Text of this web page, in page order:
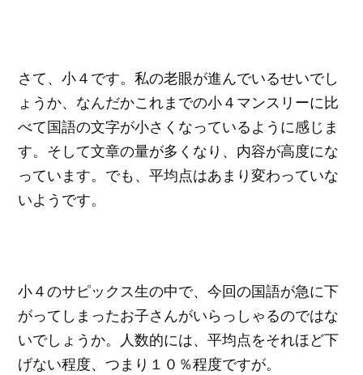
さて、小４です。私の老眼が進んでいるせいでし
ょうか、なんだかこれまでの小４マンスリーに比
べて国語の文字が小さくなっているように感じま
す。そして文章の量が多くなり、内容が高度にな
っています。でも、平均点はあまり変わっていな
いようです。
小４のサピックス生の中で、今回の国語が急に下
がってしまったお子さんがいらっしゃるのではな
いでしょうか。人数的には、平均点をそれほど下
げない程度、つまり１０％程度ですが。